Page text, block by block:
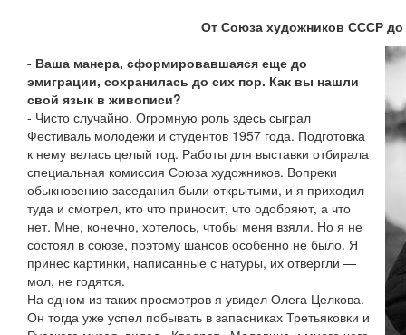
От Союза художников СССР до
- Ваша манера, сформировавшаяся еще до
эмиграции, сохранилась до сих пор. Как вы нашли
свой язык в живописи?
- Чисто случайно. Огромную роль здесь сыграл
Фестиваль молодежи и студентов 1957 года. Подготовка
к нему велась целый год. Работы для выставки отбирала
специальная комиссия Союза художников. Вопреки
обыкновению заседания были открытыми, и я приходил
туда и смотрел, кто что приносит, что одобряют, а что
нет. Мне, конечно, хотелось, чтобы меня взяли. Но я не
состоял в союзе, поэтому шансов особенно не было. Я
принес картинки, написанные с натуры, их отвергли —
мол, не годятся.
На одном из таких просмотров я увидел Олега Целкова.
Он тогда уже успел побывать в запасниках Третьяковки и